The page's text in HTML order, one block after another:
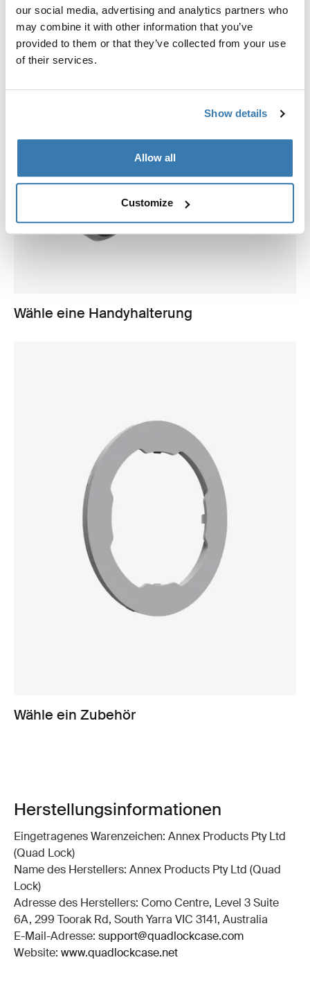
our social media, advertising and analytics partners who
may combine it with other information that you’ve
provided to them or that they’ve collected from your use
of their services.
Show details
Allow all
Customize
Wähle eine Handyhalterung
Wähle ein Zubehör
Herstellungsinformationen
Eingetragenes Warenzeichen: Annex Products Pty Ltd
(Quad Lock)
Name des Herstellers: Annex Products Pty Ltd (Quad
Lock)
Adresse des Herstellers: Como Centre, Level 3 Suite
6A, 299 Toorak Rd, South Yarra VIC 3141, Australia
E-Mail-Adresse: support@quadlockcase.com
Website: www.quadlockcase.net